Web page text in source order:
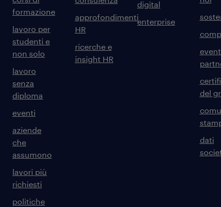
formazione
lavoro per
studenti e
non solo
lavoro
senza
diploma
eventi
aziende
che
assumono
lavori più
richiesti
politiche
approfondimenti
HR
ricerche e
insight HR
digital
enterprise
del
dati